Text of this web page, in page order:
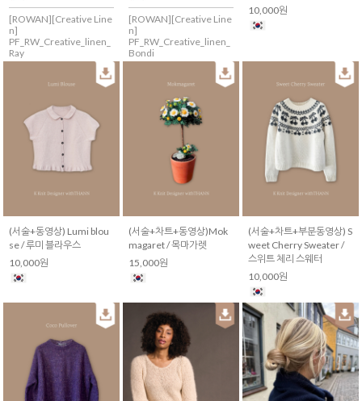
[ROWAN][Creative Line
n]
PF_RW_Creative_linen_
Ray
[ROWAN][Creative Line
n]
PF_RW_Creative_linen_
Bondi
10,000원
(서술+동영상) Lumi blou
se / 루미 블라우스
10,000원
(서술+차트+동영상)Mok
magaret / 목마가렛
15,000원
(서술+차트+부분동영상) S
weet Cherry Sweater /
스위트 체리 스웨터
10,000원